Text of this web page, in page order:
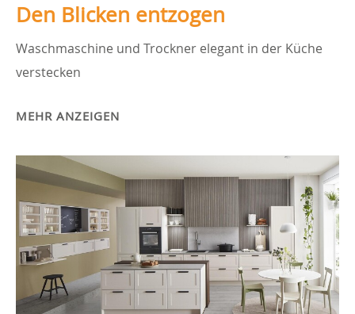
Den Blicken entzogen
Waschmaschine und Trockner elegant in der Küche
verstecken
MEHR ANZEIGEN